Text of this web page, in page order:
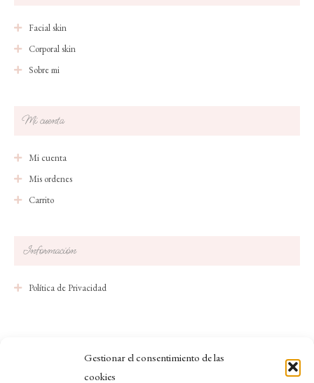
Gestionar el consentimiento de las
cookies
Facial skin
Corporal skin
Sobre mi
Mi cuenta
Mi cuenta
Mis ordenes
Carrito
Información
Política de Privacidad
© Copyright 2023 Belén Cuendias Skin Beauty